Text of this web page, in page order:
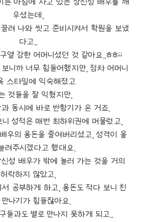
우셨는데,
려 나와 씻고 준비시켜서 학원을 보냈
다고..
열 강한 어머니셨던 것 같아요..ㅎㅎ;;
니까 너무 힘들어했지만, 점차 어머니
스타일에 익숙해졌고
것들을 잘 익혔지만,
동시에 바로 반항기가 온 거죠.
성적은 매번 최하위권에 머물렀고,
우의 용돈을 줄여버리셨고, 성격이 올
려주시겠다고 했대요.
성 배우가 밖에 놀러 가는 것을 거의
허락하지 않았고,
공부하게 하고, 용돈도 적다 보니 친
나기가 힘들잖아요.
들과도 별로 만나지 못하게 되고..